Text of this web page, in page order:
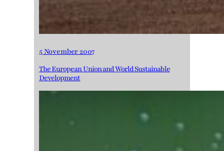
5 November 2007
The European Union and World Sustainable
Development